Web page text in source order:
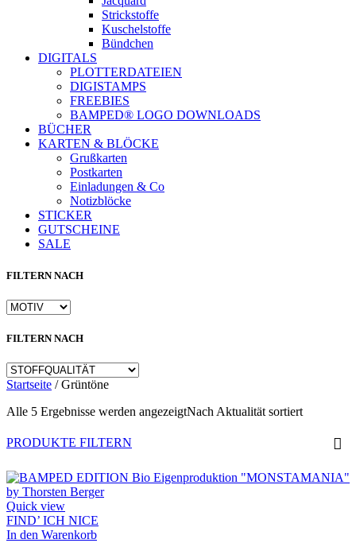
Strickstoffe
Kuschelstoffe
Bündchen
DIGITALS
PLOTTERDATEIEN
DIGISTAMPS
FREEBIES
BAMPED® LOGO DOWNLOADS
BÜCHER
KARTEN & BLÖCKE
Grußkarten
Postkarten
Einladungen & Co
Notizblöcke
STICKER
GUTSCHEINE
SALE
FILTERN NACH
FILTERN NACH
Startseite /Grüntöne
Alle 5 Ergebnisse werden angezeigtNach Aktualität sortiert
PRODUKTE FILTERN
Quick view
FIND’ ICH NICE
In den Warenkorb